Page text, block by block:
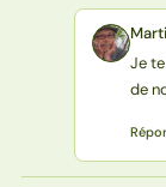
MP
Je
de